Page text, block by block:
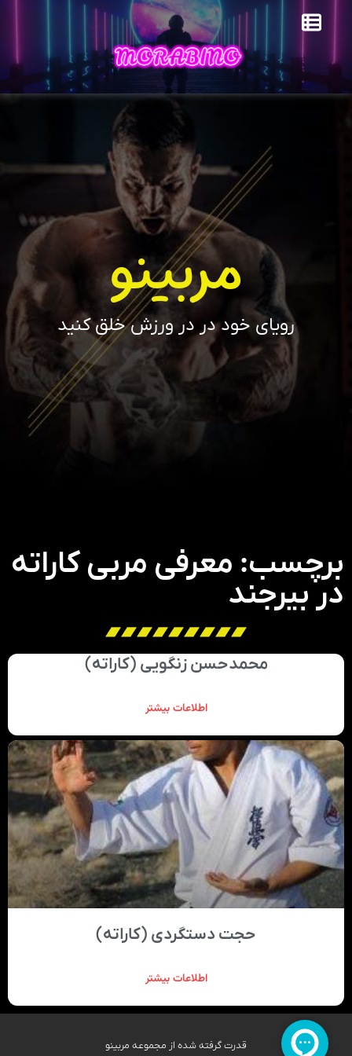
مربینو
رویای خود در در ورزش خلق کنید
برچسب: معرفی مربی کاراته
در بیرجند
محمدحسن زنگویی (کاراته)
اطلاعات بیشتر
حجت دستگردی (کاراته)
اطلاعات بیشتر
قدرت گرفته شده از مجموعه مربینو